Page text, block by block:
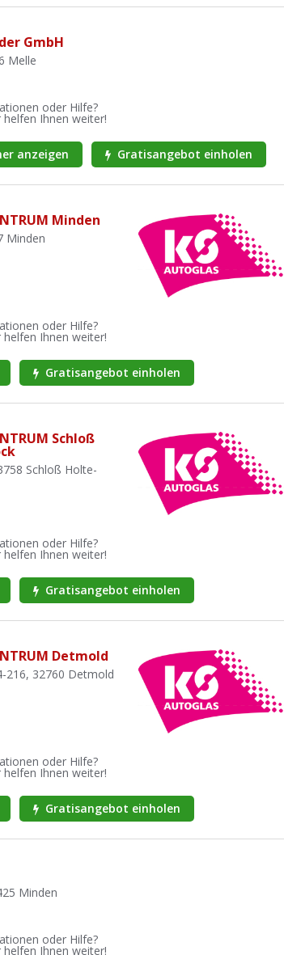
GmbH
Melle
oder Hilfe?
helfen Ihnen weiter!
anzeigen Gratisangebot einholen
Minden
Minden
oder Hilfe?
helfen Ihnen weiter!
Gratisangebot einholen
Schloß
Schloß Holte-
oder Hilfe?
helfen Ihnen weiter!
Gratisangebot einholen
Detmold
216, 32760 Detmold
oder Hilfe?
helfen Ihnen weiter!
Gratisangebot einholen
Minden
oder Hilfe?
helfen Ihnen weiter!